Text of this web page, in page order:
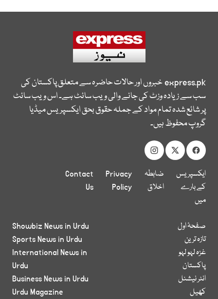
express.pkخبروں اور حالات حاضرہ سے متعلق پاکستان کی
سب سے زیادہ وزٹ کی جانے والی ویب سائٹ ہے۔ اس ویب سائٹ
پر شائع شدہ تمام مواد کے جملہ حقوق بحق ایکسپریس میڈیا
گروپ محفوظ ہیں۔
ایکسپریس
کے بارے
میں
ضابطہ
اخلاق
Privacy
Policy
Contact
Us
صفحۂ اول
تازہ ترین
غزہ لہو لہو
پاکستان
انٹر نیشنل
کھیل
Showbiz News in Urdu
Sports News in Urdu
International News in
Urdu
Business News in Urdu
Urdu Magazine